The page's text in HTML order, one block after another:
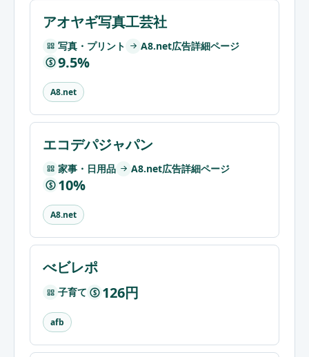
アオヤギ写真工芸社
写真・プリント A8.net広告詳細ページ
$ 9.5%
A8.net
エコデパジャパン
家事・日用品 A8.net広告詳細ページ
$ 10%
A8.net
べビレポ
子育て $ 126円
afb